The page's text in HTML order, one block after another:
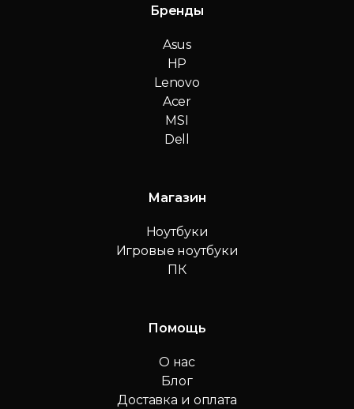
Бренды
Asus
HP
Lenovo
Acer
MSI
Dell
Магазин
Ноутбуки
Игровые ноутбуки
ПК
Помощь
О нас
Блог
Доставка и оплата